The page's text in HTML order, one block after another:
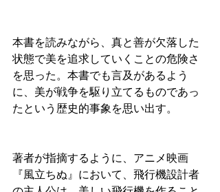
本書を読みながら、真と善が欠落した
状態で美を追求していくことの危険さ
を思った。本書でも言及があるよう
に、美が戦争を駆り立てるものであっ
たという歴史的事象を思い出す。
著者が指摘するように、アニメ映画
『風立ちぬ』において、飛行機設計者